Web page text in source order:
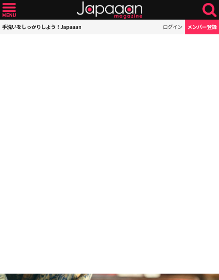
手洗いをしっかりしよう！Japaaan ログイン メンバー登録